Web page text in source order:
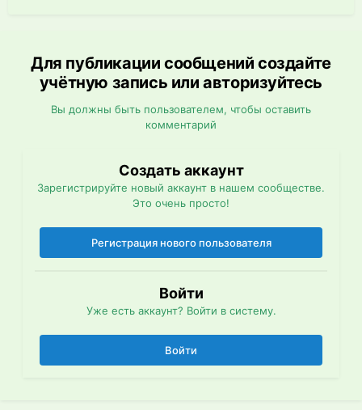
Для публикации сообщений создайте
учётную запись или авторизуйтесь
Вы должны быть пользователем, чтобы оставить
комментарий
Создать аккаунт
Зарегистрируйте новый аккаунт в нашем сообществе.
Это очень просто!
Регистрация нового пользователя
Войти
Уже есть аккаунт? Войти в систему.
Войти